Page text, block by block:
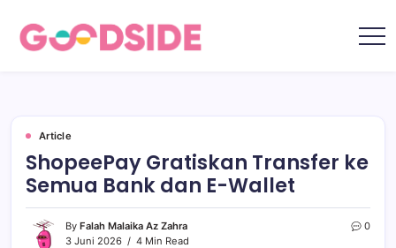
Gen
Indonesia
tentang
film,
teknologi,
gadget,
musik,
Article
ShopeePay Gratiskan Transfer ke
Semua Bank dan E-Wallet
By Falah Malaika Az Zahra
3 Juni 2026
4 Min Read
0